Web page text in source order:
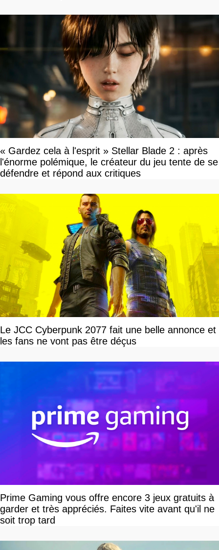
« Gardez cela à l'esprit » Stellar Blade 2 : après
l'énorme polémique, le créateur du jeu tente de se
défendre et répond aux critiques
Le JCC Cyberpunk 2077 fait une belle annonce et
les fans ne vont pas être déçus
Prime Gaming vous offre encore 3 jeux gratuits à
garder et très appréciés. Faites vite avant qu'il ne
soit trop tard